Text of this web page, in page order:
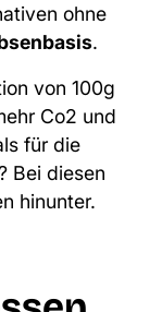
ohne
.
von 100g
Co2 und
für die
Bei diesen
hinunter.